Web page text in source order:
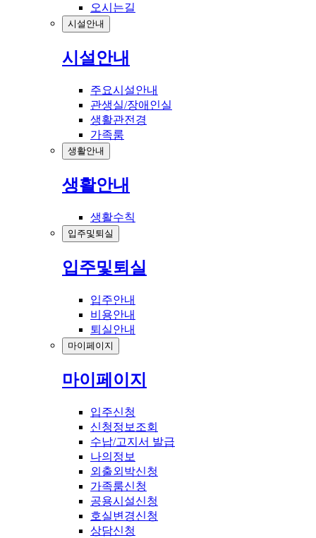
오시는길
시설안내
시설안내
주요시설안내
관생실/장애인실
생활관전경
가족룸
생활안내
생활안내
생활수칙
입주및퇴실
입주및퇴실
입주안내
비용안내
퇴실안내
마이페이지
마이페이지
입주신청
신청정보조회
수납/고지서 발급
나의정보
외출외박신청
가족룸신청
공용시설신청
호실변경신청
상담신청